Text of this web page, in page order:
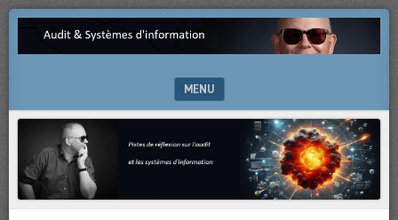
AUDIT
D'INFORMATION
Pistes
et
systèmes
d’information
MENU
SKIP TO CONTENT